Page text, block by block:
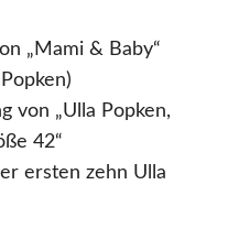
„Mami & Baby“
von „Ulla Popken,
42“
ersten zehn Ulla